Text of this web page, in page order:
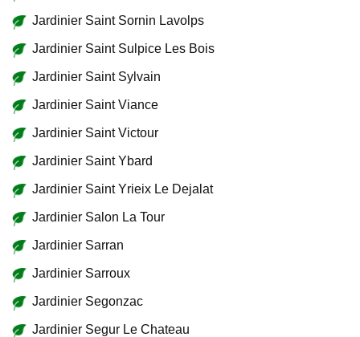
Jardinier Saint Sornin Lavolps
Jardinier Saint Sulpice Les Bois
Jardinier Saint Sylvain
Jardinier Saint Viance
Jardinier Saint Victour
Jardinier Saint Ybard
Jardinier Saint Yrieix Le Dejalat
Jardinier Salon La Tour
Jardinier Sarran
Jardinier Sarroux
Jardinier Segonzac
Jardinier Segur Le Chateau